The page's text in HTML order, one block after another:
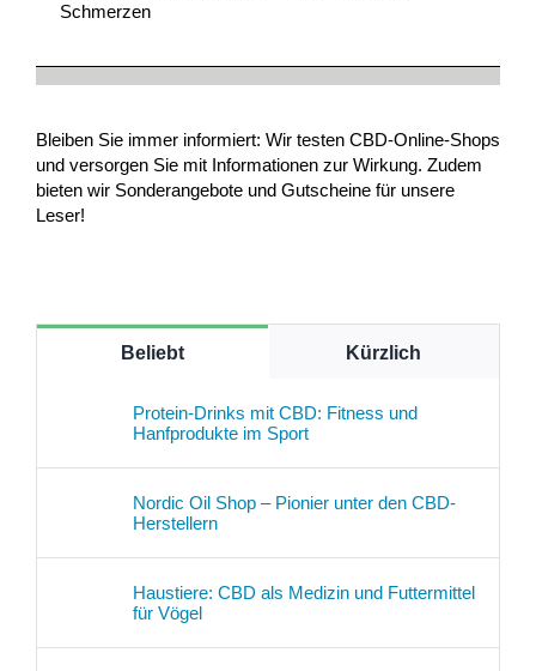
Schmerzen
Bleiben Sie immer informiert: Wir testen CBD-Online-Shops
und versorgen Sie mit Informationen zur Wirkung. Zudem
bieten wir Sonderangebote und Gutscheine für unsere
Leser!
Beliebt Kürzlich
Protein-Drinks mit CBD: Fitness und
Hanfprodukte im Sport
Nordic Oil Shop – Pionier unter den CBD-
Herstellern
Haustiere: CBD als Medizin und Futtermittel
für Vögel